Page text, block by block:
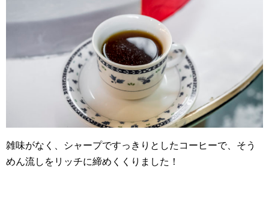
雑味がなく、シャープですっきりとしたコーヒーで、そう
めん流しをリッチに締めくくりました！